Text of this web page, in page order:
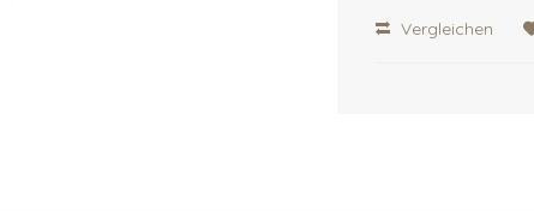
Vergleichen